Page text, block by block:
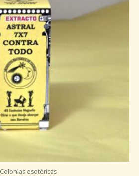
Colonias esotéricas